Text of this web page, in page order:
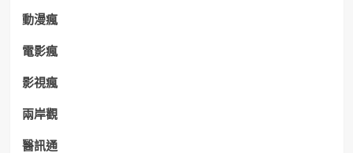
動漫瘋
電影瘋
影視瘋
兩岸觀
醫訊通